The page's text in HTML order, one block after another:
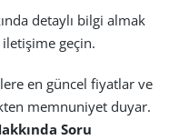
detaylı bilgi almak
geçin.
en güncel fiyatlar ve
memnuniyet duyar.
Soru